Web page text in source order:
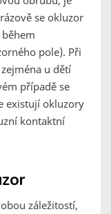
se okluzor
pole). Při
u dětí
případě se
existují okluzory
kontaktní
záležitostí,